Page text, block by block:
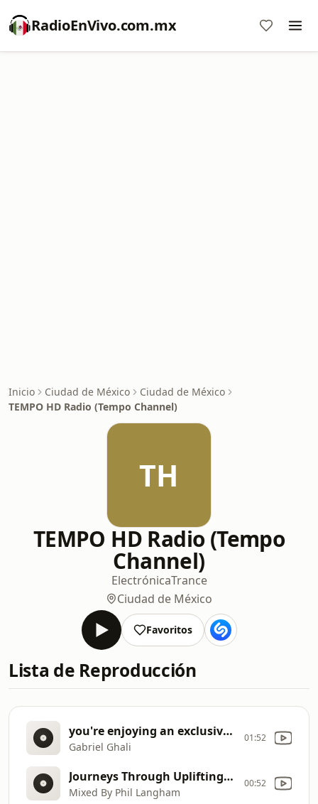
RadioEnVivo.com.mx
Inicio Ciudad de México
Ciudad de México
TEMPO HD Radio (Tempo Channel)
TH
TEMPO HD Radio (Tempo
Channel)
ElectrónicaTrance
Ciudad de México
Favoritos
Lista de Reproducción
you're enjoying an exclusive Guest Mix
Gabriel Ghali
01:52
Journeys Through Uplifting Trance 996
Mixed By Phil Langham
00:52